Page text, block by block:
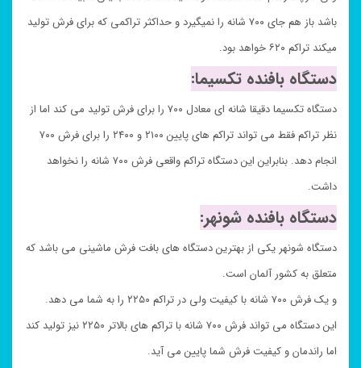
باشد باز هم جای ۷۰۰ شانه را نمیگیرد و حداکثر تراکمی که برای فرش تولید
میکند تراکم ۶۲۰ خواهد بود.
دستگاه بافنده تکسیما:
دستگاه تکسیما دقیقا شانه ای معادل ۷۰۰ را برای فرش تولید می کند اما از
نظر تراکم فقط می تواند تراکم های پایین ۲۱۰۰ و ۲۴۰۰ را برای فرش ۷۰۰
انجام دهد. بنابراین این دستگاه تراکم واقعی فرش ۷۰۰ شانه را نخواهد
داشت.
دستگاه بافنده شونهر:
دستگاه شونهر یکی از بهترین دستگاه های بافت فرش ماشینی می باشد که
متعلق به کشور آلمان است.
و یک فرش ۷۰۰ شانه با کیفیت ولی در تراکم ۲۲۵۰ را به شما می دهد.
این دستگاه می تواند فرش ۷۰۰ شانه با تراکم های بالاتر ۲۲۵۰ نیز تولید کند
اما راندمان و کیفیت فرش شما پایین می آید.